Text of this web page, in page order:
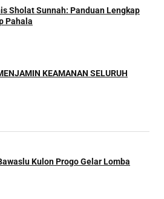
Sholat Sunnah: Panduan Lengkap
Pahala
KEAMANAN SELURUH
Kulon Progo Gelar Lomba